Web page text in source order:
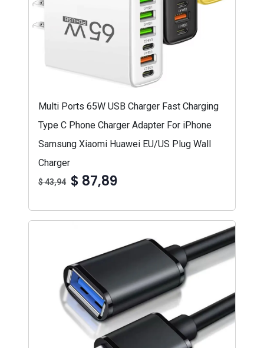
Multi Ports 65W USB Charger Fast Charging
Type C Phone Charger Adapter For iPhone
Samsung Xiaomi Huawei EU/US Plug Wall
Charger
$ 43,94 $ 87,89